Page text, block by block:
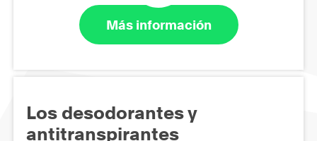
Más información
Los desodorantes y
antitranspirantes